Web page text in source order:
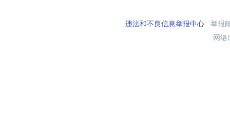
违法和不良信息举报中心举报
网